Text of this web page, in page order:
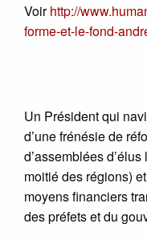
Voirhttp://
forme-et-le-fond-
Un Président qui
d’une frénésie de
d’assemblées
moitié des régions)
moyens financiers
des préfets et du